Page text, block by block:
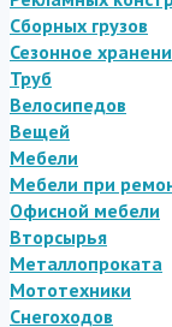
Сборных грузов
Сезонное
Труб
Велосипедов
Вещей
Мебели
Мебели при
Офисной мебели
Вторсырья
Металлопроката
Мототехники
Снегоходов